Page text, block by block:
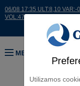
Utilizamos
06/08 17:35 ULT:8,10 VAR:-
VOL:47811
MENÚ